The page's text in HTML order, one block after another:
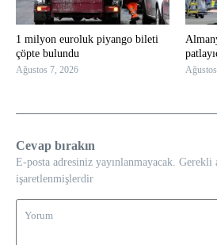
1 milyon euroluk piyango bileti
çöpte bulundu
Ağustos 7, 2026
Cevap bırakın
E-posta adresiniz yayınlanmayacak. Gerekli
işaretlenmişlerdir